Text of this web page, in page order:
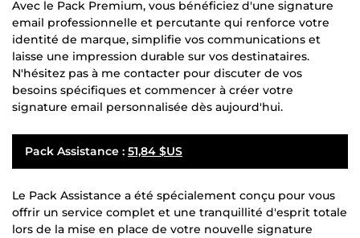
Avec le Pack Premium, vous bénéficiez d'une signature
email professionnelle et percutante qui renforce votre
identité de marque, simplifie vos communications et
laisse une impression durable sur vos destinataires.
N'hésitez pas à me contacter pour discuter de vos
besoins spécifiques et commencer à créer votre
signature email personnalisée dès aujourd'hui.
Pack Assistance : 51,84 $US
Le Pack Assistance a été spécialement conçu pour vous
offrir un service complet et une tranquillité d'esprit totale
lors de la mise en place de votre nouvelle signature